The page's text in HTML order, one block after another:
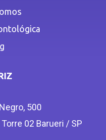
500
02 Barueri / SP